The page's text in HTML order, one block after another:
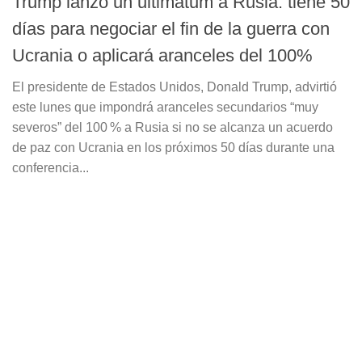
días para negociar el fin de la guerra con
Ucrania o aplicará aranceles del 100%
El presidente de Estados Unidos, Donald Trump, advirtió
este lunes que impondrá aranceles secundarios “muy
severos” del 100 % a Rusia si no se alcanza un acuerdo
de paz con Ucrania en los próximos 50 días durante una
conferencia...